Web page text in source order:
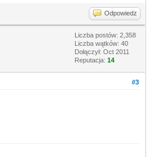
Odpowiedz
Liczba postów: 2,358
Liczba wątków: 40
Dołączył: Oct 2011
Reputacja: 14
#3